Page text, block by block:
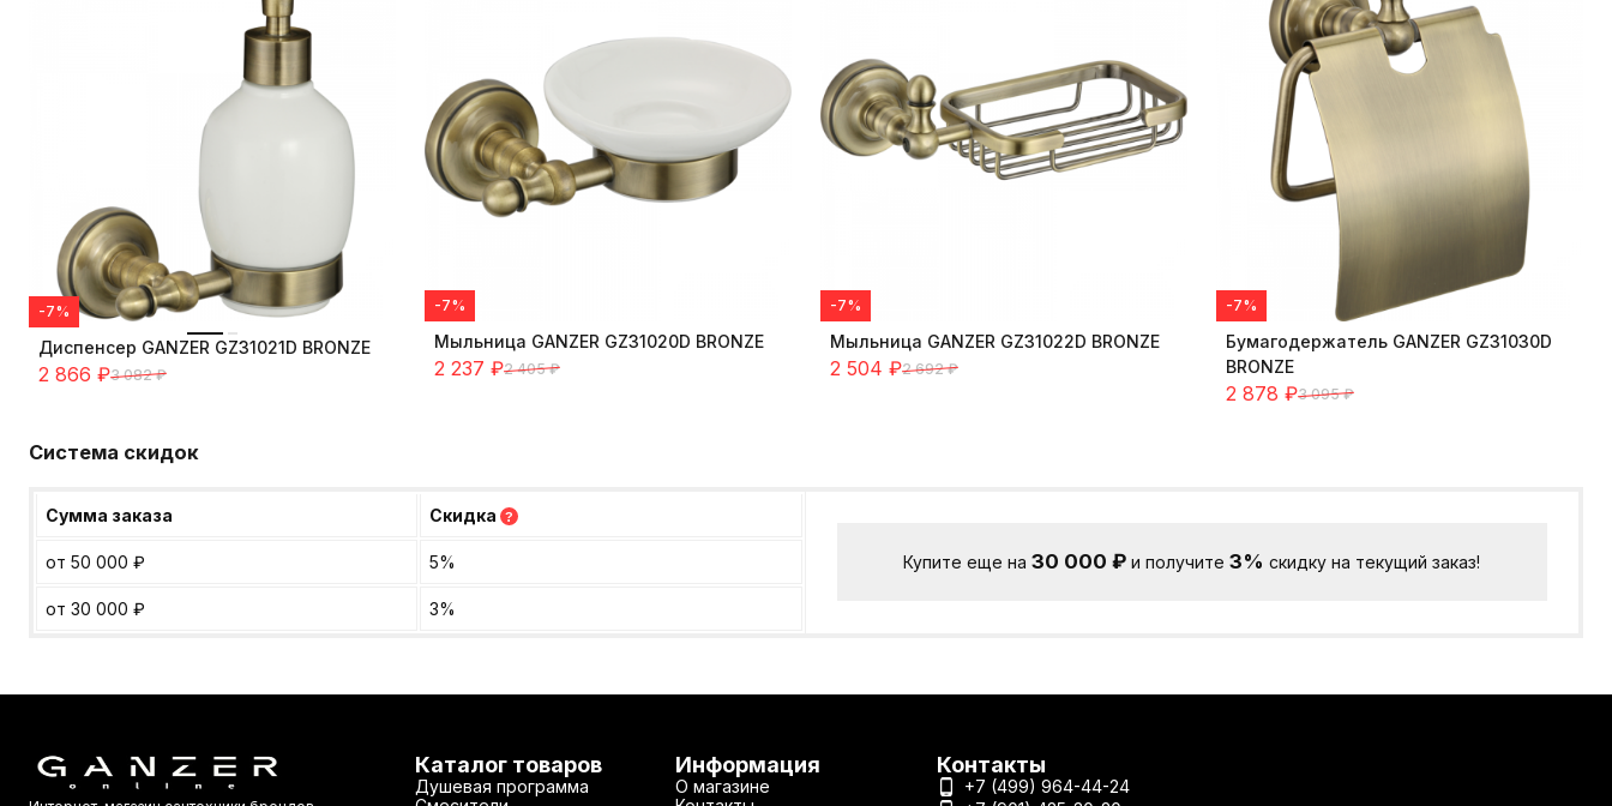
-7%
Диспенсер GANZER GZ31021D BRONZE
2 866 ₽3 082 ₽
-7%
Мыльница GANZER GZ31020D BRONZE
2 237 ₽2 405 ₽
-7%
Мыльница GANZER GZ31022D BRONZE
2 504 ₽2 692 ₽
-7%
Бумагодержатель GANZER GZ31030D
BRONZE
2 878 ₽3 095 ₽
Система скидок
Сумма заказа Скидка ?
от 50 000 ₽ 5%
от 30 000 ₽ 3%
Купите еще на30 000₽ и получите3% скидку на текущий заказ!
Каталог товаров
Душевая программа
Информация
О магазине
Контакты
+7 (499) 964-44-24